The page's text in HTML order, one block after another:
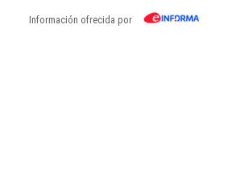
Información ofrecida por